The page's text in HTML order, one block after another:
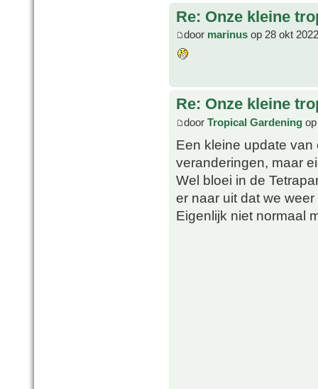
Re: Onze kleine
door marinus op 28 okt
Re: Onze kleine
door Tropical Gardening
Een kleine update
veranderingen, maar
Wel bloei in de
er naar uit dat we
Eigenlijk niet normaal